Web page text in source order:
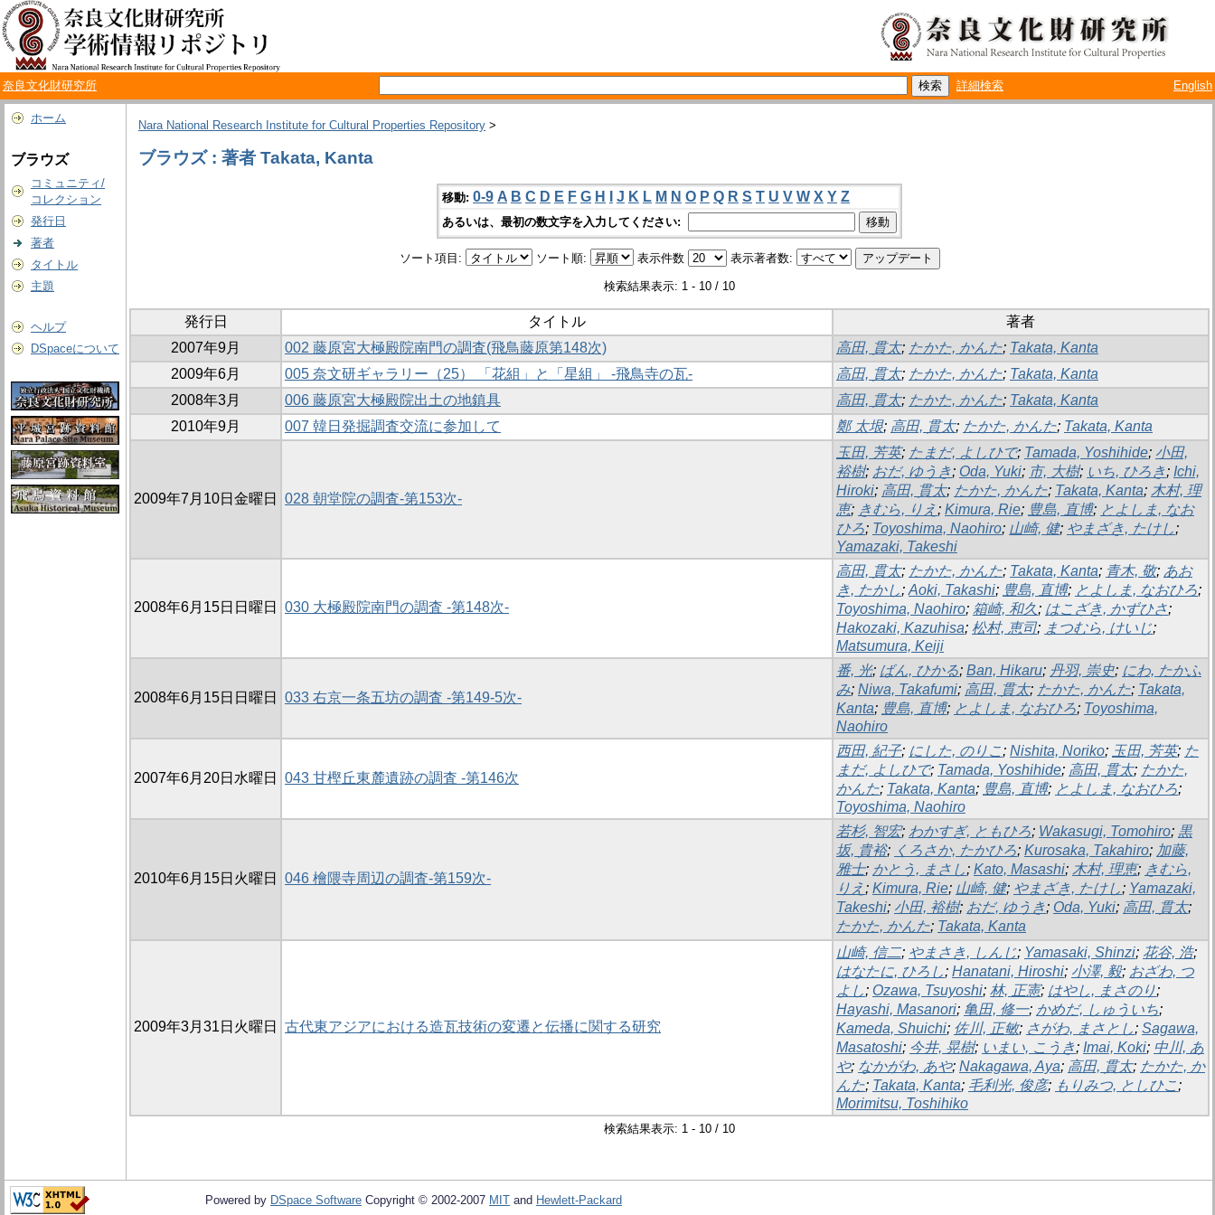
奈良文化財研究所 詳細検索 English
ホーム
ブラウズ
コミュニティ/
コレクション
発行日
著者
タイトル
主題
ヘルプ
DSpaceについて
Nara National Research Institute for Cultural Properties Repository >
ブラウズ : 著者 Takata, Kanta
移動: 0-9 A B C D E F G H J K L M N O P Q R S T U V W X Y Z
あるいは、最初の数文字を入力してください:
ソート項目: ソート順: 表示件数 表示著者数:
検索結果表示: 1 - 10 / 10
発行日 タイトル
著者
2007年9月
002 藤原宮大極殿院南門の調査(飛鳥藤原第148次) 高田, 貫太; たかた, かんた; Takata, Kanta
2009年6月
005 奈文研ギャラリー（25） 「花組」と「星組」 -飛鳥寺の瓦- 高田, 貫太; たかた, かんた; Takata, Kanta
2008年3月
006 藤原宮大極殿院出土の地鎮具 高田, 貫太; たかた, かんた; Takata, Kanta
2010年9月
007 韓日発掘調査交流に参加して 鄭 太垠; 高田, 貫太; たかた, かんた; Takata, Kanta
2009年7月10日金曜日 028 朝堂院の調査-第153次-
玉田, 芳英; たまだ, よしひで; Tamada, Yoshihide; 小田,
裕樹; おだ, ゆうき; Oda, Yuki; 市, 大樹; いち, ひろき; Ichi,
Hiroki; 高田, 貫太; たかた, かんた; Takata, Kanta; 木村, 理
恵; きむら, りえ; Kimura, Rie; 豊島, 直博; とよしま, なお
ひろ; Toyoshima, Naohiro; 山崎, 健; やまざき, たけし;
Yamazaki, Takeshi
2008年6月15日日曜日 030 大極殿院南門の調査 -第148次-
高田, 貫太; たかた, かんた; Takata, Kanta; 青木, 敬; あお
き, たかし; Aoki, Takashi; 豊島, 直博; とよしま, なおひろ;
Toyoshima, Naohiro; 箱崎, 和久; はこざき, かずひさ;
Hakozaki, Kazuhisa; 松村, 恵司; まつむら, けいじ;
Matsumura, Keiji
2008年6月15日日曜日 033 右京一条五坊の調査 -第149-5次-
番, 光; ばん, ひかる; Ban, Hikaru; 丹羽, 崇史; にわ, たかふ
み; Niwa, Takafumi; 高田, 貫太; たかた, かんた; Takata,
Kanta; 豊島, 直博; とよしま, なおひろ; Toyoshima,
Naohiro
2007年6月20日水曜日 043 甘樫丘東麓遺跡の調査 -第146次
西田, 紀子; にした, のりこ; Nishita, Noriko; 玉田, 芳英; た
まだ, よしひで; Tamada, Yoshihide; 高田, 貫太; たかた,
かんた; Takata, Kanta; 豊島, 直博; とよしま, なおひろ;
Toyoshima, Naohiro
2010年6月15日火曜日 046 檜隈寺周辺の調査-第159次-
若杉, 智宏; わかすぎ, ともひろ; Wakasugi, Tomohiro; 黒
坂, 貴裕; くろさか, たかひろ; Kurosaka, Takahiro; 加藤,
雅士; かとう, まさし; Kato, Masashi; 木村, 理恵; きむら,
りえ; Kimura, Rie; 山崎, 健; やまざき, たけし; Yamazaki,
Takeshi; 小田, 裕樹; おだ, ゆうき; Oda, Yuki; 高田, 貫太;
たかた, かんた; Takata, Kanta
2009年3月31日火曜日 古代東アジアにおける造瓦技術の変遷と伝播に関する研究
山崎, 信二; やまさき, しんじ; Yamasaki, Shinzi; 花谷, 浩;
はなたに, ひろし; Hanatani, Hiroshi; 小澤, 毅; おざわ, つ
よし; Ozawa, Tsuyoshi; 林, 正憲; はやし, まさのり;
Hayashi, Masanori; 亀田, 修一; かめだ, しゅういち;
Kameda, Shuichi; 佐川, 正敏; さがわ, まさとし; Sagawa,
Masatoshi; 今井, 晃樹; いまい, こうき; Imai, Koki; 中川, あ
や; なかがわ, あや; Nakagawa, Aya; 高田, 貫太; たかた, か
んた; Takata, Kanta; 毛利光, 俊彦; もりみつ, としひこ;
Morimitsu, Toshihiko
検索結果表示: 1 - 10 / 10
Powered by DSpace Software Copyright © 2002-2007 MIT and Hewlett-Packard